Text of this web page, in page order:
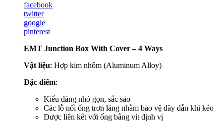
facebook
twitter
google
pinterest
EMT Junction Box With Cover – 4 Ways
Vật liệu: Hợp kim nhôm (Aluminum Alloy)
Đặc điểm:
Kiểu dáng nhỏ gọn, sắc sảo
Các lỗ nối ống trơn láng nhằm bảo vệ dây dẫn khi kéo
Được liên kết với ống bằng vít định vị